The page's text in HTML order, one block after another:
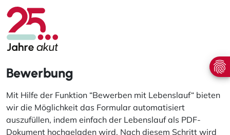
Bewerbung
Mit Hilfe der Funktion “Bewerben mit Lebenslauf“ bieten
wir die Möglichkeit das Formular automatisiert
auszufüllen, indem einfach der Lebenslauf als PDF-
Dokument hochgeladen wird. Nach diesem Schritt wird